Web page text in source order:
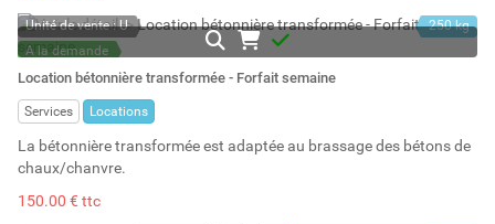
Unité de vente : U
A la demande
250 kg
Location bétonnière transformée - Forfait semaine
Services Locations
La bétonnière transformée est adaptée au brassage des bétons de
chaux/chanvre.
150.00 € ttc